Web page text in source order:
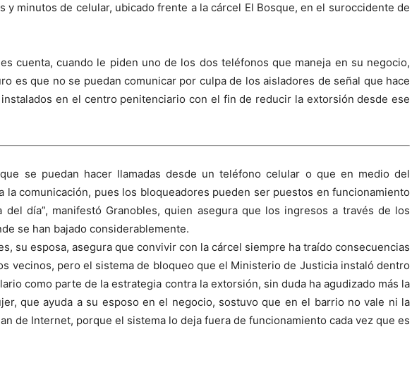
y minutos de celular, ubicado frente a la cárcel El Bosque, en el suroccidente de
cuenta, cuando le piden uno de los dos teléfonos que maneja en su negocio,
es que no se puedan comunicar por culpa de los aisladores de señal que hace
en el centro penitenciario con el fin de reducir la extorsión desde ese
se puedan hacer llamadas desde un teléfono celular o que en medio del
la comunicación, pues los bloqueadores pueden ser puestos en funcionamiento
del día”, manifestó Granobles, quien asegura que los ingresos a través de los
se han bajado considerablemente.
su esposa, asegura que convivir con la cárcel siempre ha traído consecuencias
vecinos, pero el sistema de bloqueo que el Ministerio de Justicia instaló dentro
como parte de la estrategia contra la extorsión, sin duda ha agudizado más la
que ayuda a su esposo en el negocio, sostuvo que en el barrio no vale ni la
de Internet, porque el sistema lo deja fuera de funcionamiento cada vez que es